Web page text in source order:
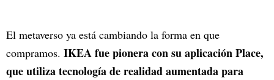
El metaverso ya está cambiando la forma en que
compramos. IKEA fue pionera con su aplicación Place,
que utiliza tecnología de realidad aumentada para